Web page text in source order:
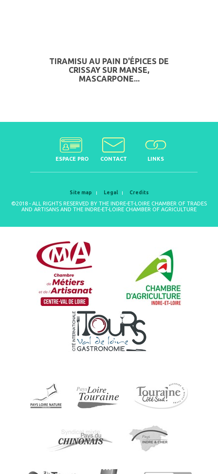
TIRAMISU AU PAIN D'ÉPICES DE
CRISSAY SUR MANSE,
MASCARPONE...
ESPACE PRO CONTACT LINKS
Site map Legal Credits
©2018 - ALL RIGHTS RESERVED BY THE INDRE-ET-LOIRE CHAMBER OF TRADES
AND ARTISANS AND THE INDRE-ET-LOIRE CHAMBER OF AGRICULTURE